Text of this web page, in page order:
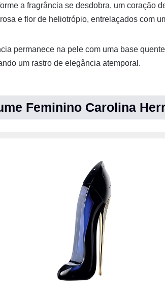
a fragrância se desdobra, um coração
e flor de heliotrópio, entrelaçados com
permanece na pele com uma base
um rastro de elegância atemporal.
Feminino Carolina